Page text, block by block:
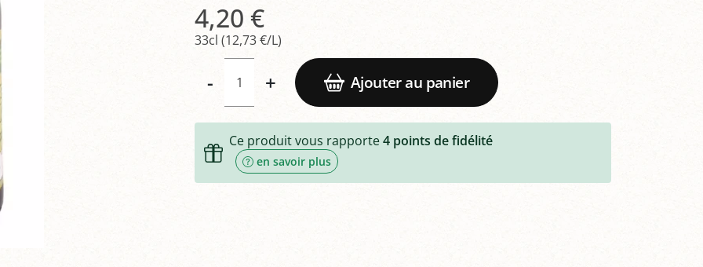
4,20 €
33cl (12,73 €/L)
- + Ajouter au panier
Ce produit vous rapporte4points de fidélité
en savoir plus